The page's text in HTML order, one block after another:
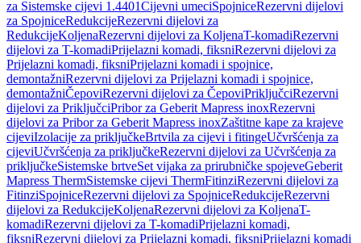
za Sistemske cijevi 1.4401Cijevni umeciSpojniceRezervni dijelovi
za SpojniceRedukcijeRezervni dijelovi za
RedukcijeKoljenaRezervni dijelovi za KoljenaT-komadiRezervni
dijelovi za T-komadiPrijelazni komadi, fiksniRezervni dijelovi za
Prijelazni komadi, fiksniPrijelazni komadi i spojnice,
demontažniRezervni dijelovi za Prijelazni komadi i spojnice,
demontažniČepoviRezervni dijelovi za ČepoviPriključciRezervni
dijelovi za PriključciPribor za Geberit Mapress inoxRezervni
dijelovi za Pribor za Geberit Mapress inoxZaštitne kape za krajeve
cijeviIzolacije za priključkeBrtvila za cijevi i fitingeUčvršćenja za
cijeviUčvršćenja za priključkeRezervni dijelovi za Učvršćenja za
priključkeSistemske brtveSet vijaka za prirubničke spojeveGeberit
Mapress ThermSistemske cijevi ThermFitinziRezervni dijelovi za
FitinziSpojniceRezervni dijelovi za SpojniceRedukcijeRezervni
dijelovi za RedukcijeKoljenaRezervni dijelovi za KoljenaT-
komadiRezervni dijelovi za T-komadiPrijelazni komadi,
fiksniRezervni dijelovi za Prijelazni komadi, fiksniPrijelazni komadi